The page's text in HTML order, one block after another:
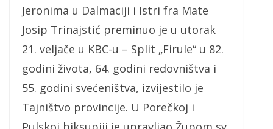
Jeronima u Dalmaciji i Istri fra Mate
Josip Trinajstić preminuo je u utorak
21. veljače u KBC-u – Split „Firule“ u 82.
godini života, 64. godini redovništva i
55. godini svećeništva, izvijestilo je
Tajništvo provincije. U Porečkoj i